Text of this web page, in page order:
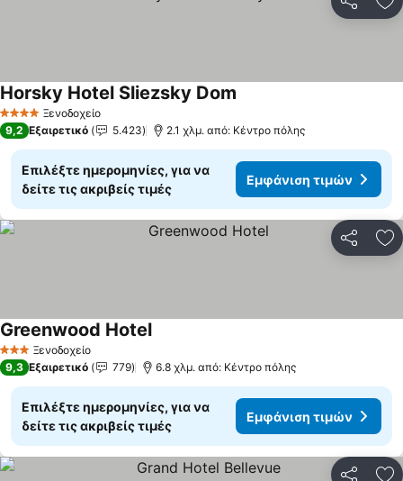
4 ΑστέριαΞενοδοχείο
Horsky Hotel Sliezsky Dom
9,2 Εξαιρετικό 5.423 2.1 χλμ. από: Κέντρο πόλης
Επιλέξτε ημερομηνίες, για να
δείτε τις ακριβείς τιμές
Εμφάνιση τιμών
3 ΑστέριαΞενοδοχείο
Greenwood HotelΕμφάνιση τιμών
9,3 Εξαιρετικό 779 6.8 χλμ. από: Κέντρο πόλης
Επιλέξτε ημερομηνίες, για να
δείτε τις ακριβείς τιμές
Εμφάνιση τιμών